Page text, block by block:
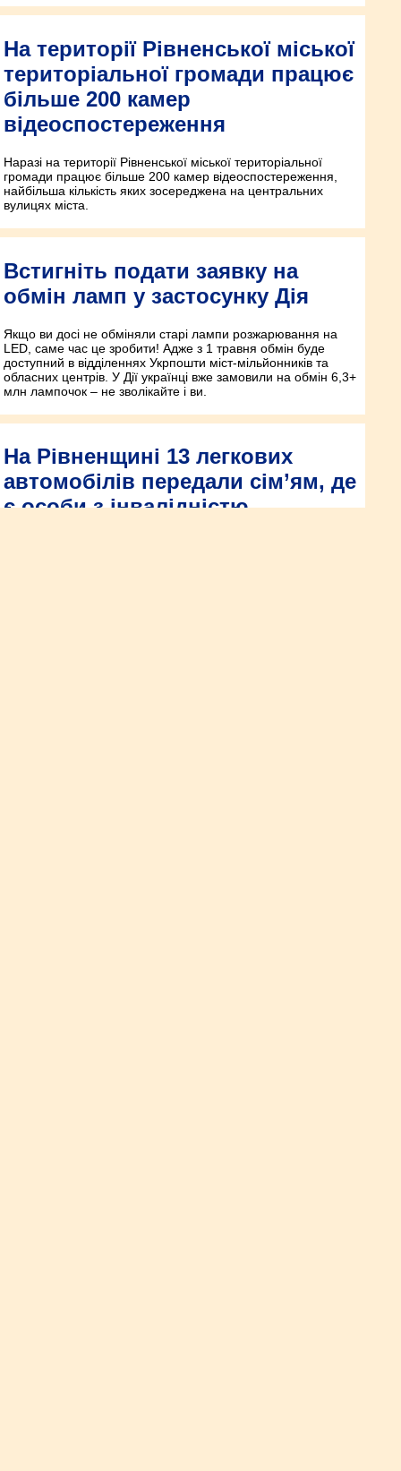
На території Рівненської міської
територіальної громади працює
більше 200 камер
відеоспостереження
Наразі на території Рівненської міської територіальної
громади працює більше 200 камер відеоспостереження,
найбільша кількість яких зосереджена на центральних
вулицях міста.
Встигніть подати заявку на
обмін ламп у застосунку Дія
Якщо ви досі не обміняли старі лампи розжарювання на
LED, саме час це зробити! Адже з 1 травня обмін буде
доступний в відділеннях Укрпошти міст-мільйонників та
обласних центрів. У Дії українці вже замовили на обмін 6,3+
млн лампочок – не зволікайте і ви.
На Рівненщині 13 легкових
автомобілів передали сім’ям, де
є особи з інвалідністю